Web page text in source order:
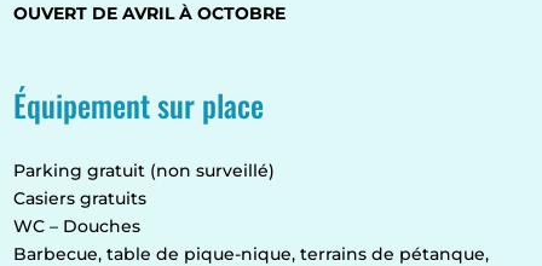
OUVERT DE AVRIL À OCTOBRE
Équipement sur place
Parking gratuit (non surveillé)
Casiers gratuits
WC – Douches
Barbecue, table de pique-nique, terrains de pétanque,